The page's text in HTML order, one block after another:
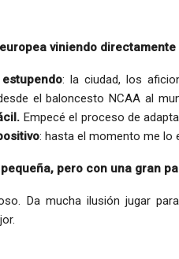
viniendo directamente
: la ciudad, los
el baloncesto NCAA al
Empecé el proceso de
: hasta el momento me lo
pero con una gran
Da mucha ilusión jugar